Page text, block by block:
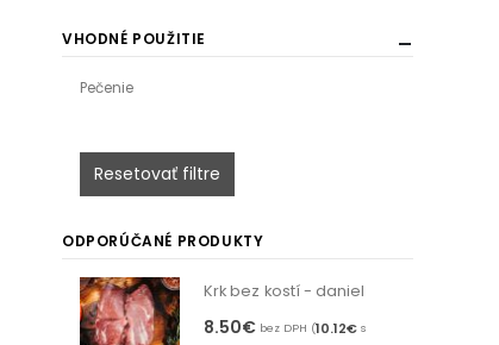
VHODNÉ POUŽITIE
Pečenie
Resetovať filtre
ODPORÚČANÉ PRODUKTY
Krk bez kostí - daniel
8.50€ bez DPH (10.12€ s